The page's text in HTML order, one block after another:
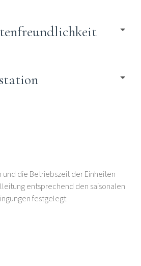
und die Betriebszeit der Einheiten
entsprechend den saisonalen
festgelegt.